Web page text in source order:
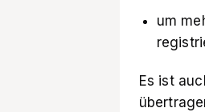
um
Es ist